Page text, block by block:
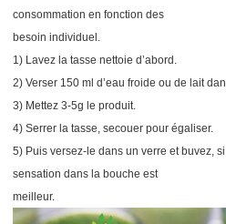
consommation en fonction des
besoin individuel.
1) Lavez la tasse nettoie d’abord.
2) Verser 150 ml d’eau froide ou de lait
3) Mettez 3-5g le produit.
4) Serrer la tasse, secouer pour égaliser.
5) Puis versez-le dans un verre et buvez,
sensation dans la bouche est
meilleur.